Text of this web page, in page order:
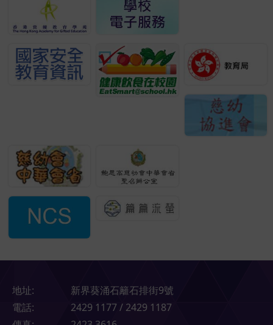
地址:
新界葵涌石籬石排街9號
電話:
2429 1177 / 2429 1187